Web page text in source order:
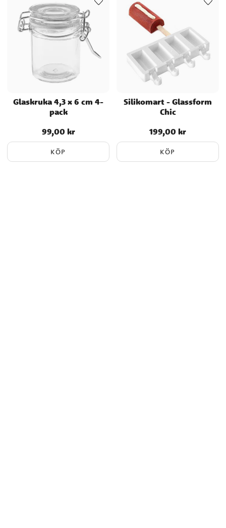
Glaskruka 4,3 x 6 cm 4-
pack
Pris:99,00 kr
99,00 kr
KÖP
Silikomart - Glassform
Chic
Pris:199,00 kr
199,00 kr
KÖP